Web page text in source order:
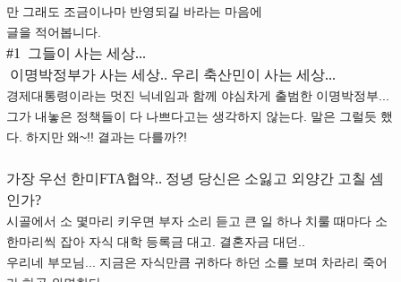
만 그래도 조금이나마 반영되길 바라는 마음에
글을 적어봅니다.
#1
그들이 사는 세상...
이명박정부가 사는 세상.. 우리 축산민이 사는 세상...
경제대통령이라는 멋진 닉네임과 함께 야심차게 출범한 이명박정부...
그가 내놓은 정책들이 다 나쁘다고는 생각하지 않는다. 말은 그럴듯 했
다. 하지만 왜~!! 결과는 다를까?!
가장 우선 한미FTA협약.. 정녕 당신은 소잃고 외양간 고칠 셈
인가?
시골에서 소 몇마리 키우면 부자 소리 듣고 큰 일 하나 치룰 때마다 소
한마리씩 잡아 자식 대학 등록금 대고. 결혼자금 대던..
우리네 부모님... 지금은 자식만큼 귀하다 하던 소를 보며 차라리 죽어